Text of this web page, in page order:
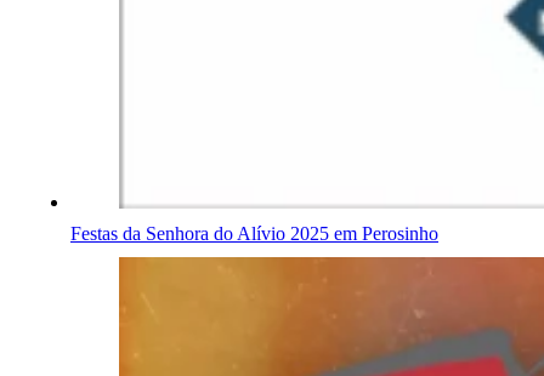
Festas da Senhora do Alívio 2025 em Perosinho